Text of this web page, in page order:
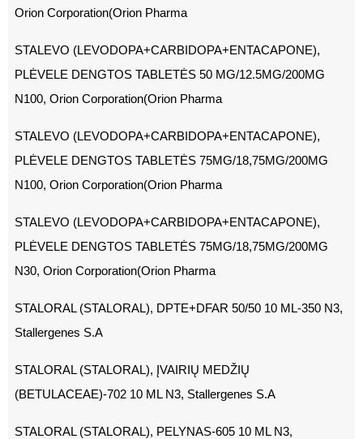
Orion Corporation(Orion Pharma
STALEVO (LEVODOPA+CARBIDOPA+ENTACAPONE),
PLĖVELE DENGTOS TABLETĖS 50 MG/12.5MG/200MG
N100, Orion Corporation(Orion Pharma
STALEVO (LEVODOPA+CARBIDOPA+ENTACAPONE),
PLĖVELE DENGTOS TABLETĖS 75MG/18,75MG/200MG
N100, Orion Corporation(Orion Pharma
STALEVO (LEVODOPA+CARBIDOPA+ENTACAPONE),
PLĖVELE DENGTOS TABLETĖS 75MG/18,75MG/200MG
N30, Orion Corporation(Orion Pharma
STALORAL (STALORAL), DPTE+DFAR 50/50 10 ML-350 N3,
Stallergenes S.A
STALORAL (STALORAL), ĮVAIRIŲ MEDŽIŲ
(BETULACEAE)-702 10 ML N3, Stallergenes S.A
STALORAL (STALORAL), PELYNAS-605 10 ML N3,